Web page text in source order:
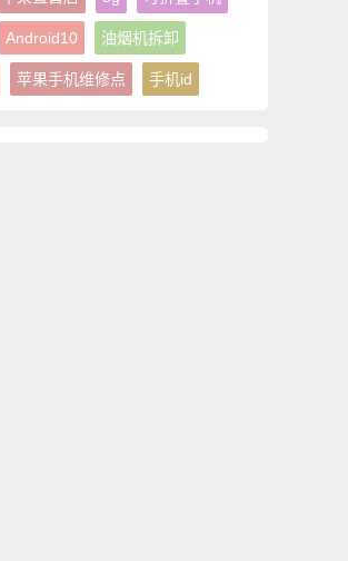
Android10 油烟机拆卸
苹果手机维修点 手机id